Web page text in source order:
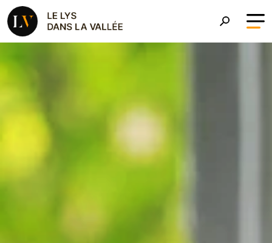
Aller au contenu principal
Le Roman Le Lys dans la